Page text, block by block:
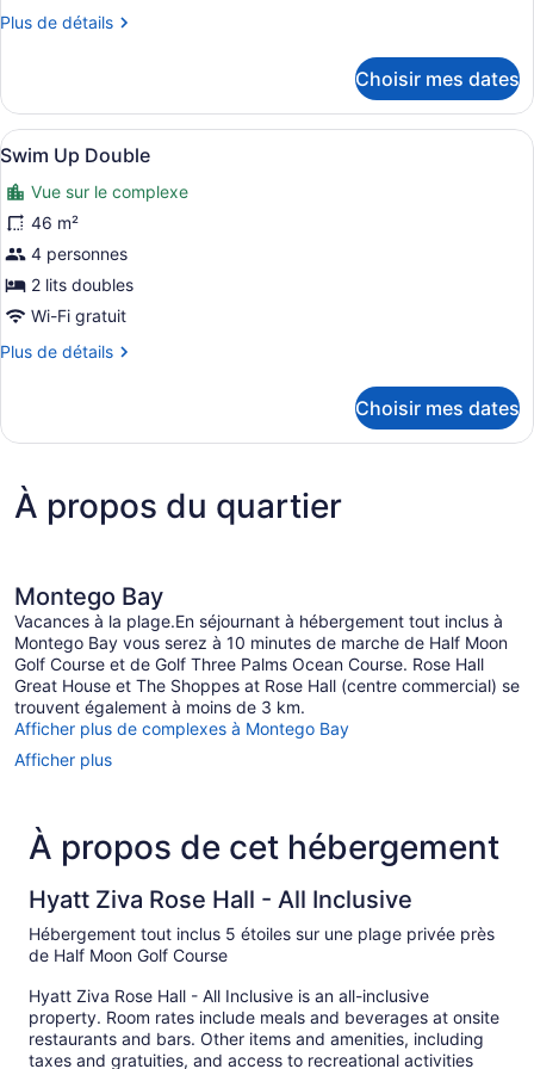
Swim
Plus de détails
Plus
Swim
Up
King
Choisir mes dates
Afficher
toutes
les
photos
pour
ce
type
chambre :
Double
Une chambre d’hôtel avec deux
6
Swim Up Double
Vue sur le complexe
46 m²
4 personnes
2 lits doubles
Wi-Fi gratuit
Plus de détails
Plus
Swim
Choisir mes dates
À propos du quartier
Montego Bay
Vacances à la plage.En séjournant à hébergement tout inclus à
Montego Bay vous serez à 10 minutes de marche de Half Moon
Golf Course et de Golf Three Palms Ocean Course. Rose Hall
Great House et The Shoppes at Rose Hall (centre commercial) se
trouvent également à moins de 3 km.
Afficher plus de complexes à Montego Bay
Afficher plus
À propos de cet hébergement
Hyatt Ziva Rose Hall - All Inclusive
Hébergement tout inclus 5 étoiles sur une plage privée près
de Half Moon Golf Course
Hyatt Ziva Rose Hall - All Inclusive is an all-inclusive
property. Room rates include meals and beverages at onsite
restaurants and bars. Other items and amenities, including
taxes and gratuities, and access to recreational activities